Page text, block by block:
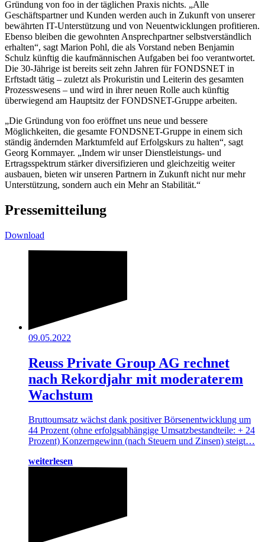
Gründung von foo in der täglichen Praxis nichts. „Alle
Geschäftspartner und Kunden werden auch in Zukunft von unserer
bewährten IT-Unterstützung und von Neuentwicklungen profitieren.
Ebenso bleiben die gewohnten Ansprechpartner selbstverständlich
erhalten“, sagt Marion Pohl, die als Vorstand neben Benjamin
Schulz künftig die kaufmännischen Aufgaben bei foo verantwortet.
Die 30-Jährige ist bereits seit zehn Jahren für FONDSNET in
Erftstadt tätig – zuletzt als Prokuristin und Leiterin des gesamten
Prozesswesens – und wird in ihrer neuen Rolle auch künftig
überwiegend am Hauptsitz der FONDSNET-Gruppe arbeiten.
„Die Gründung von foo eröffnet uns neue und bessere
Möglichkeiten, die gesamte FONDSNET-Gruppe in einem sich
ständig ändernden Marktumfeld auf Erfolgskurs zu halten“, sagt
Georg Kornmayer. „Indem wir unser Dienstleistungs- und
Ertragsspektrum stärker diversifizieren und gleichzeitig weiter
ausbauen, bieten wir unseren Partnern in Zukunft nicht nur mehr
Unterstützung, sondern auch ein Mehr an Stabilität.“
Pressemitteilung
Download
09.05.2022
Reuss Private Group AG rechnet
nach Rekordjahr mit moderaterem
Wachstum
Bruttoumsatz wächst dank positiver Börsenentwicklung um
44 Prozent (ohne erfolgsabhängige Umsatzbestandteile: + 24
Prozent) Konzerngewinn (nach Steuern und Zinsen) steigt…
weiterlesen